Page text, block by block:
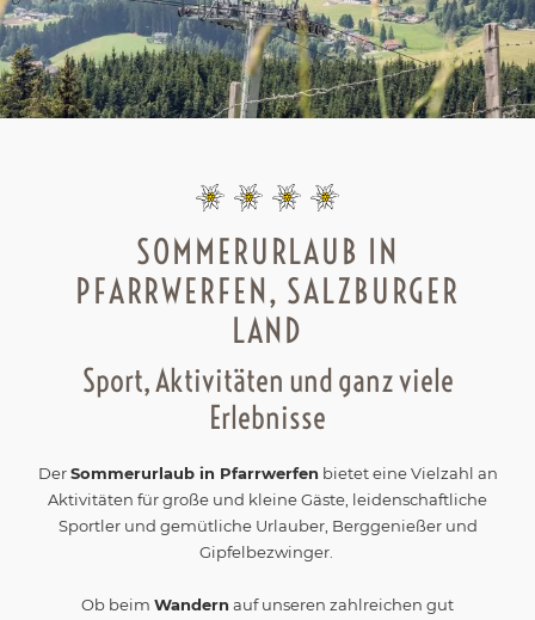
SOMMERURLAUB IN
PFARRWERFEN, SALZBURGER
LAND
Sport, Aktivitäten und ganz viele
Erlebnisse
DerSommerurlaub in Pfarrwerfen bietet eine Vielzahl an
Aktivitäten für große und kleine Gäste, leidenschaftliche
Sportler und gemütliche Urlauber, Berggenießer und
Gipfelbezwinger.
Ob beim Wandern auf unseren zahlreichen gut